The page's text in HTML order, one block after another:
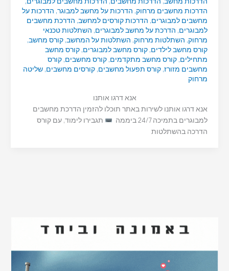
הדרכות מחשבים מרחוק, הדרכות על מחשב למבוגר, הדרכות על
מחשבים למבוגרים, הדרכות קורסים למחשב, הדרכת מחשבים
למבוגרים, הדרכת על מחשב למבוגרים, השתלטות טכנאי
מרחוק, השתלטות מרחוק, השתלטות על המחשב, קורס מחשב,
קורס מחשב לילדים, קורס מחשב למבוגרים, קורס מחשב
מתחילים, קורס מחשב מתקדמים, קורס מחשבים, קורס
מחשבים מזורז, קורס תפעול מחשבים, קורסים מחשבים, שליטה
מרחוק
אנא דרגו אותנו
אנא דרגו אותנו לשירות באתר תוכלו להזמין הדרכת מחשבים
למבוגרים בתמיכה 24/7 ביממה
תגבירו לימוד, עם קורס
הדרכה בהשתלטות